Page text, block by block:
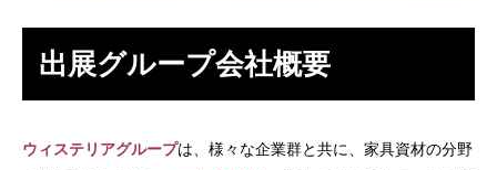
出展グループ会社概要
ウィステリアグループは、様々な企業群と共に、家具資材の分野